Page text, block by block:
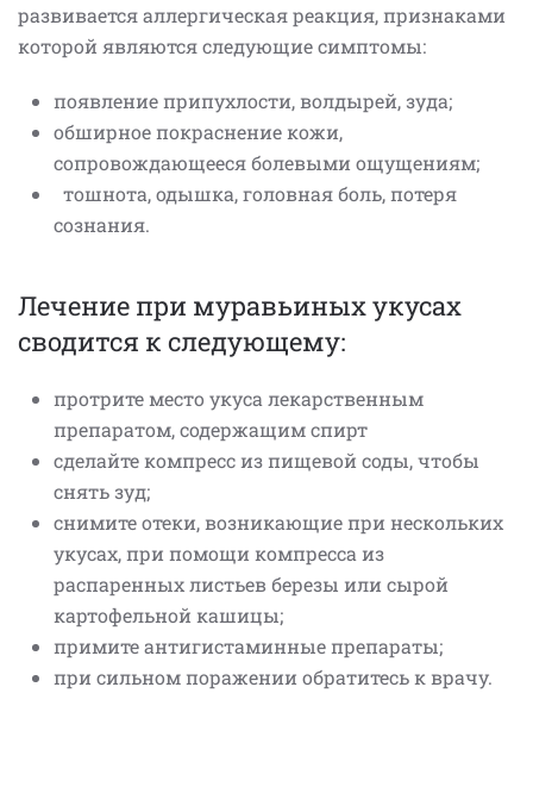
развивается аллергическая реакция, признаками
которой являются следующие симптомы:
появление припухлости, волдырей, зуда;
обширное покраснение кожи,
сопровождающееся болевыми ощущениям;
тошнота, одышка, головная боль, потеря
сознания.
Лечение при муравьиных укусах
сводится к следующему:
протрите место укуса лекарственным
препаратом, содержащим спирт
сделайте компресс из пищевой соды, чтобы
снять зуд;
снимите отеки, возникающие при нескольких
укусах, при помощи компресса из
распаренных листьев березы или сырой
картофельной кашицы;
примите антигистаминные препараты;
при сильном поражении обратитесь к врачу.